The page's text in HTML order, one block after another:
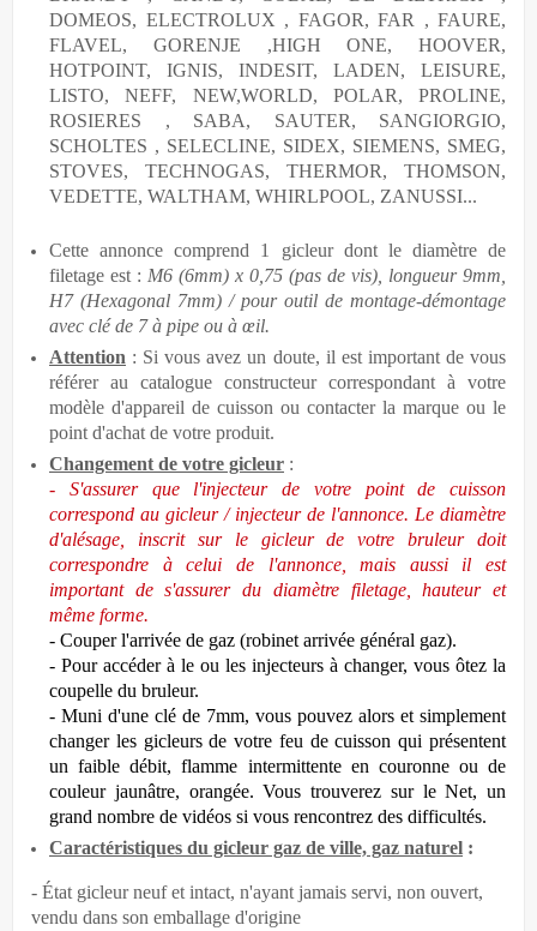
DOMEOS, ELECTROLUX , FAGOR, FAR , FAURE,
FLAVEL, GORENJE ,HIGH ONE, HOOVER,
HOTPOINT, IGNIS, INDESIT, LADEN, LEISURE,
LISTO, NEFF, NEW,WORLD, POLAR, PROLINE,
ROSIERES , SABA, SAUTER, SANGIORGIO,
SCHOLTES , SELECLINE, SIDEX, SIEMENS, SMEG,
STOVES, TECHNOGAS, THERMOR, THOMSON,
VEDETTE, WALTHAM, WHIRLPOOL, ZANUSSI...
Cette annonce comprend 1 gicleur dont le diamètre de
filetage est : M6 (6mm) x 0,75 (pas de vis), longueur 9mm,
H7 (Hexagonal 7mm) / pour outil de montage-démontage
avec clé de 7 à pipe ou à œil.
Attention : Si vous avez un doute, il est important de vous
référer au catalogue constructeur correspondant à votre
modèle d'appareil de cuisson ou contacter la marque ou le
point d'achat de votre produit.
Changement de votre gicleur :
- S'assurer que l'injecteur de votre point de cuisson
correspond au gicleur / injecteur de l'annonce. Le diamètre
d'alésage, inscrit sur le gicleur de votre bruleur doit
correspondre à celui de l'annonce, mais aussi il est
important de s'assurer du diamètre filetage, hauteur et
même forme.
- Couper l'arrivée de gaz (robinet arrivée général gaz).
- Pour accéder à le ou les injecteurs à changer, vous ôtez la
coupelle du bruleur.
- Muni d'une clé de 7mm, vous pouvez alors et simplement
changer les gicleurs de votre feu de cuisson qui présentent
un faible débit, flamme intermittente en couronne ou de
couleur jaunâtre, orangée. Vous trouverez sur le Net, un
grand nombre de vidéos si vous rencontrez des difficultés.
Caractéristiques du gicleur gaz de ville, gaz naturel :
- État gicleur neuf et intact, n'ayant jamais servi, non ouvert,
vendu dans son emballage d'origine